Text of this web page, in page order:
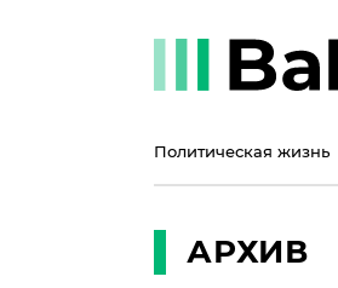
Политическая жизнь
АРХИВ